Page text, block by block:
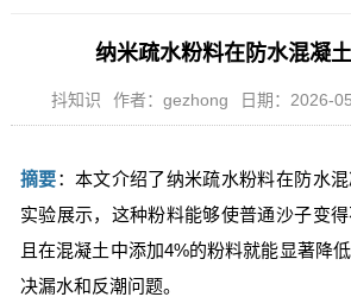
纳米疏水粉料在防水混凝
抖知识 作者：gezhong 日期：2026-
摘要：本文介绍了纳米疏水粉料在防水
实验展示，这种粉料能够使普通沙子变
且在混凝土中添加4%的粉料就能显著降
决漏水和反潮问题。